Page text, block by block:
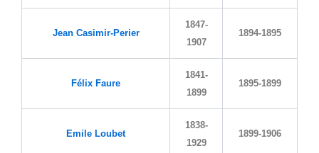
Jean Casimir-Perier
1847-
1907
1894-1895
Félix Faure
1841-
1899
1895-1899
Emile Loubet
1838-
1929
1899-1906